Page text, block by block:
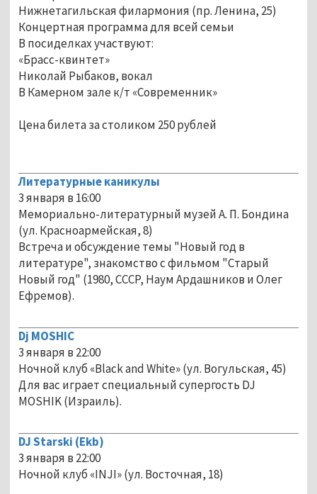
Нижнетагильская филармония (пр. Ленина, 25)
Концертная программа для всей семьи
В посиделках участвуют:
«Брасс-квинтет»
Николай Рыбаков, вокал
В Камерном зале к/т «Современник»
Цена билета за столиком 250 рублей
Литературные каникулы
3 января в 16:00
Мемориально-литературный музей А. П. Бондина
(ул. Красноармейская, 8)
Встреча и обсуждение темы "Новый год в
литературе", знакомство с фильмом "Старый
Новый год" (1980, СССР, Наум Ардашников и Олег
Ефремов).
Dj MOSHIC
3 января в 22:00
Ночной клуб «Black and White» (ул. Вогульская, 45)
Для вас играет специальный супергость DJ
MOSHIK (Израиль).
DJ Starski (Ekb)
3 января в 22:00
Ночной клуб «INJI» (ул. Восточная, 18)